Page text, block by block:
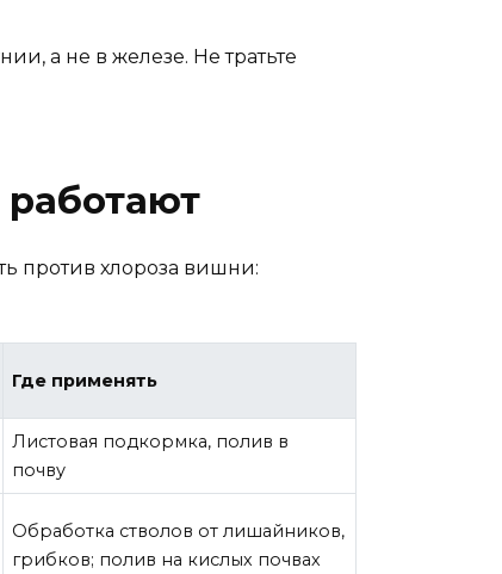
а не в железе. Не тратьте
против хлороза вишни:
Где применять
Листовая подкормка, полив в
почву
Обработка стволов от лишайников,
грибков; полив на кислых почвах